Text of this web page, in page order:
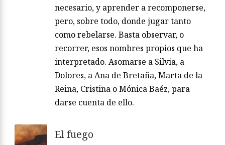
necesario, y aprender a recomponerse,
pero, sobre todo, donde jugar tanto
como rebelarse. Basta observar, o
recorrer, esos nombres propios que ha
interpretado. Asomarse a Silvia, a
Dolores, a Ana de Bretaña, Marta de la
Reina, Cristina o Mónica Baéz, para
darse cuenta de ello.
El fuego